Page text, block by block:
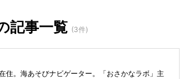
記事一覧 (3件)
住。海あそびナビゲーター。「おさかなラボ」主